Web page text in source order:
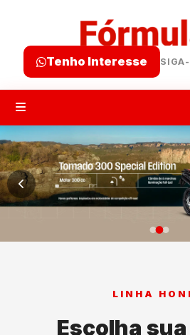
Tenho Interesse
LINHA
Escolha